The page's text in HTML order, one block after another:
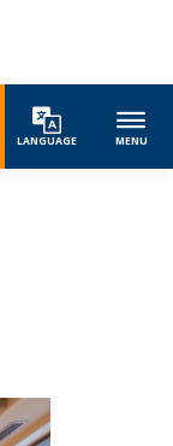
LANGUAGE MENU